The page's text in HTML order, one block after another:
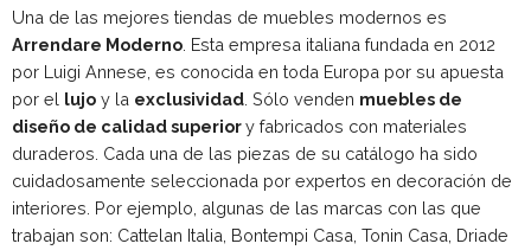
Una de las mejores tiendas de muebles modernos es
Arrendare Moderno . Esta empresa italiana fundada en 2012
por Luigi Annese, es conocida en toda Europa por su apuesta
por el lujo y la exclusividad . Sólo venden muebles de
diseño de calidad superiory fabricados con materiales
duraderos. Cada una de las piezas de su catálogo ha sido
cuidadosamente seleccionada por expertos en decoración de
interiores. Por ejemplo, algunas de las marcas con las que
trabajan son: Cattelan Italia, Bontempi Casa, Tonin Casa, Driade